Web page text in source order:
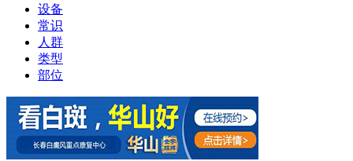
设备
常识
人群
类型
部位